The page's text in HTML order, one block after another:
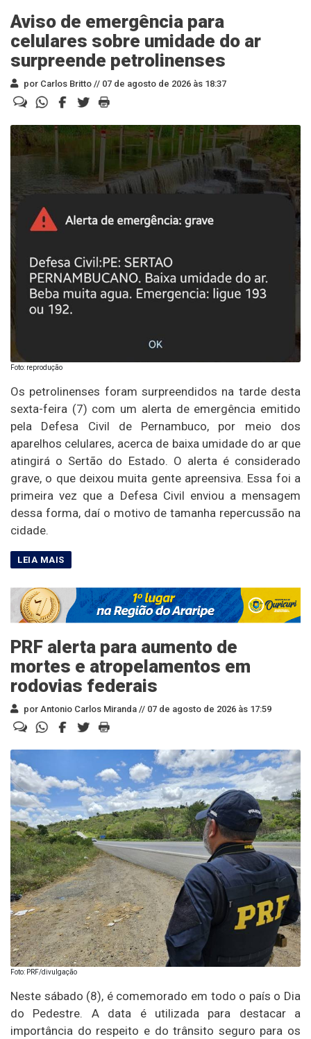
Aviso de emergência para
celulares sobre umidade do ar
surpreende petrolinenses
por Carlos Britto // 07 de agosto de 2026 às 18:37
Foto: reprodução
Os petrolinenses foram surpreendidos na tarde desta
sexta-feira (7) com um alerta de emergência emitido
pela Defesa Civil de Pernambuco, por meio dos
aparelhos celulares, acerca de baixa umidade do ar que
atingirá o Sertão do Estado. O alerta é considerado
grave, o que deixou muita gente apreensiva. Essa foi a
primeira vez que a Defesa Civil enviou a mensagem
dessa forma, daí o motivo de tamanha repercussão na
cidade.
PRF alerta para aumento de
mortes e atropelamentos em
rodovias federais
por Antonio Carlos Miranda // 07 de agosto de 2026 às 17:59
Foto: PRF/divulgação
Neste sábado (8), é comemorado em todo o país o Dia
do Pedestre. A data é utilizada para destacar a
importância do respeito e do trânsito seguro para os